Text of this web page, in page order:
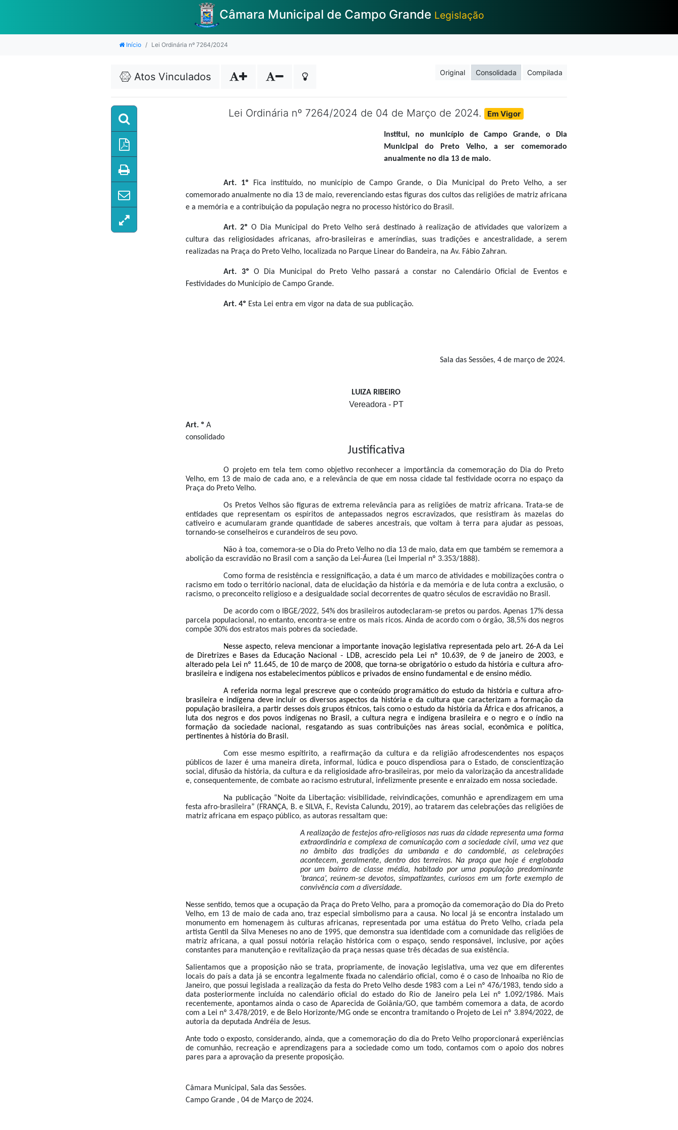
Câmara Municipal de Campo Grande Legislação
Início Lei Ordinária nº 7264/2024
Atos Vinculados Original Consolidada Compilada
Lei Ordinária nº 7264/2024 de 04 de Março de 2024. Em Vigor
Institui, no município de Campo Grande, o Dia
Municipal do Preto Velho, a ser comemorado
anualmente no dia 13 de maio.
Art. 1º
Fica instituído, no município de Campo Grande, o Dia Municipal do Preto Velho, a ser
comemorado anualmente no dia 13 de maio, reverenciando estas figuras dos cultos das religiões de matriz africana
e a memória e a contribuição da população negra no processo histórico do Brasil.
Art. 2ºO Dia Municipal do Preto Velho será destinado à realização de atividades que valorizem a
cultura das religiosidades africanas, afro-brasileiras e ameríndias, suas tradições e ancestralidade, a serem
realizadas na Praça do Preto Velho, localizada no Parque Linear do Bandeira, na Av. Fábio Zahran.
Art. 3º O Dia Municipal do Preto Velho passará a constar no Calendário Oficial de Eventos e
Festividades do Município de Campo Grande.
Art. 4º Esta Lei entra em vigor na data de sua publicação.
Sala das Sessões, 4 de março de 2024.
LUIZA RIBEIRO
Vereadora - PT
Art. º A
consolidado
Justificativa
O projeto em tela tem como objetivo reconhecer a importância da comemoração do Dia do Preto
Velho, em 13 de maio de cada ano, e a relevância de que em nossa cidade tal festividade ocorra no espaço da
Praça do Preto Velho.
Os Pretos Velhos são figuras de extrema relevância para as religiões de matriz africana. Trata-se de
entidades que representam os espíritos de antepassados negros escravizados, que resistiram às mazelas do
cativeiro e acumularam grande quantidade de saberes ancestrais, que voltam à terra para ajudar as pessoas,
tornando-se conselheiros e curandeiros de seu povo.
Não à toa, comemora-se o Dia do Preto Velho no dia 13 de maio, data em que também se rememora a
abolição da escravidão no Brasil com a sanção da Lei-Áurea (Lei Imperial nº 3.353/1888).
Como forma de resistência e ressignificação, a data é um marco de atividades e mobilizações contra o
racismo em todo o território nacional, data de elucidação da história e da memória e de luta contra a exclusão, o
racismo, o preconceito religioso e a desigualdade social decorrentes de quatro séculos de escravidão no Brasil.
De acordo com o IBGE/2022, 54% dos brasileiros autodeclaram-se pretos ou pardos. Apenas 17% dessa
parcela populacional, no entanto, encontra-se entre os mais ricos. Ainda de acordo com o órgão, 38,5% dos negros
compõe 30% dos estratos mais pobres da sociedade.
Nesse aspecto, releva mencionar a importante inovação legislativa representada pelo art. 26-A da Lei
de Diretrizes e Bases da Educação Nacional - LDB, acrescido pela Lei nº 10.639, de 9 de janeiro de 2003, e
alterado pela Lei nº 11.645, de 10 de março de 2008, que torna-se obrigatório o estudo da história e cultura afro-
brasileira e indígena nos estabelecimentos públicos e privados de ensino fundamental e de ensino médio.
A referida norma legal prescreve que o conteúdo programático do estudo da história e cultura afro-
brasileira e indígena deve incluir os diversos aspectos da história e da cultura que caracterizam a formação da
população brasileira, a partir desses dois grupos étnicos, tais como o estudo da história da África e dos africanos, a
luta dos negros e dos povos indígenas no Brasil, a cultura negra e indígena brasileira e o negro e o índio na
formação da sociedade nacional, resgatando as suas contribuições nas áreas social, econômica e política,
pertinentes à história do Brasil.
Com esse mesmo espítirito, a reafirmação da cultura e da religião afrodescendentes nos espaços
públicos de lazer é uma maneira direta, informal, lúdica e pouco dispendiosa para o Estado, de conscientização
social, difusão da história, da cultura e da religiosidade afro-brasileiras, por meio da valorização da ancestralidade
e, consequentemente, de combate ao racismo estrutural, infelizmente presente e enraizado em nossa sociedade.
Na publicação “Noite da Libertação: visibilidade, reivindicações, comunhão e aprendizagem em uma
festa afro-brasileira” (FRANÇA, B. e SILVA, F., Revista Calundu, 2019), ao tratarem das celebrações das religiões de
matriz africana em espaço público, as autoras ressaltam que:
A realização de festejos afro-religiosos nas ruas da cidade representa uma forma
extraordinária e complexa de comunicação com a sociedade civil, uma vez que
no âmbito das tradições da umbanda e do candomblé, as celebrações
acontecem, geralmente, dentro dos terreiros. Na praça que hoje é englobada
por um bairro de classe média, habitado por uma população predominante
‘branca’, reúnem-se devotos, simpatizantes, curiosos em um forte exemplo de
convivência com a diversidade.
Nesse sentido, temos que a ocupação da Praça do Preto Velho, para a promoção da comemoração do Dia do Preto
Velho, em 13 de maio de cada ano, traz especial simbolismo para a causa. No local já se encontra instalado um
monumento em homenagem às culturas africanas, representada por uma estátua do Preto Velho, criada pela
artista Gentil da Silva Meneses no ano de 1995, que demonstra sua identidade com a comunidade das religiões de
matriz africana, a qual possui notória relação histórica com o espaço, sendo responsável, inclusive, por ações
constantes para manutenção e revitalização da praça nessas quase três décadas de sua existência.
Salientamos que a proposição não se trata, propriamente, de inovação legislativa, uma vez que em diferentes
locais do país a data já se encontra legalmente fixada no calendário oficial, como é o caso de Inhoaíba no Rio de
Janeiro, que possui legislada a realização da festa do Preto Velho desde 1983 com a Lei nº 476/1983, tendo sido a
data posteriormente incluída no calendário oficial do estado do Rio de Janeiro pela Lei nº 1.092/1986. Mais
recentemente, apontamos ainda o caso de Aparecida de Goiânia/GO, que também comemora a data, de acordo
com a Lei nº 3.478/2019, e de Belo Horizonte/MG onde se encontra tramitando o Projeto de Lei nº 3.894/2022, de
autoria da deputada Andréia de Jesus.
Ante todo o exposto, considerando, ainda, que a comemoração do dia do Preto Velho proporcionará experiências
de comunhão, recreação e aprendizagens para a sociedade como um todo, contamos com o apoio dos nobres
pares para a aprovação da presente proposição.
Câmara Municipal, Sala das Sessões.
Campo Grande , 04 de Março de 2024.